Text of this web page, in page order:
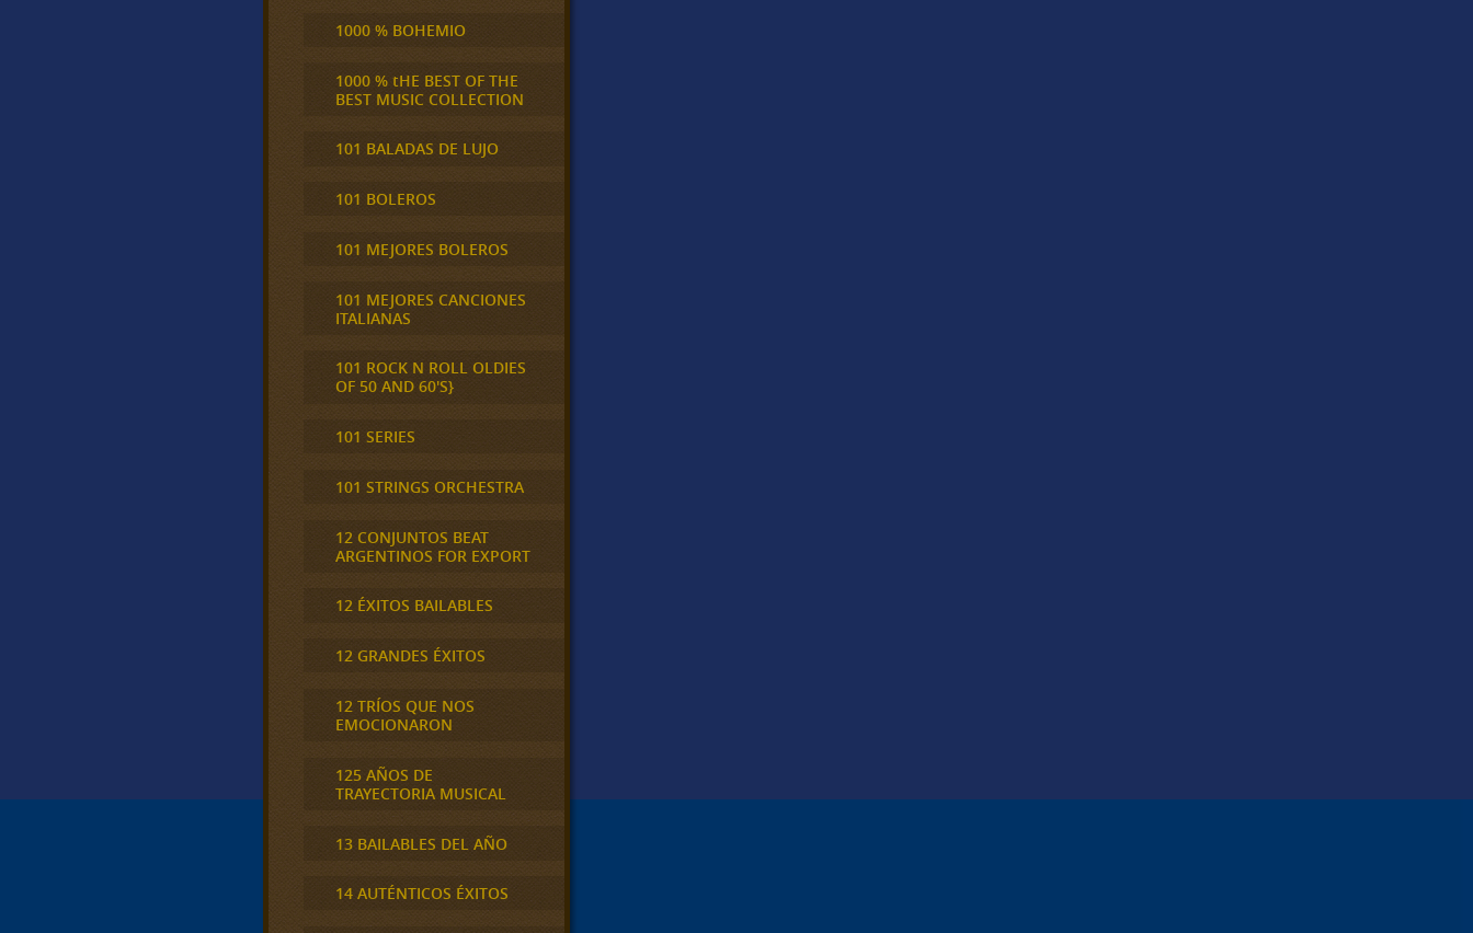
1000 % BOHEMIO
1000 % tHE BEST OF THE
BEST MUSIC COLLECTION
101 BALADAS DE LUJO
101 BOLEROS
101 MEJORES BOLEROS
101 MEJORES CANCIONES
ITALIANAS
101 ROCK N ROLL OLDIES
OF 50 AND 60'S}
101 SERIES
101 STRINGS ORCHESTRA
12 CONJUNTOS BEAT
ARGENTINOS FOR EXPORT
12 ÉXITOS BAILABLES
12 GRANDES ÉXITOS
12 TRÍOS QUE NOS
EMOCIONARON
125 AÑOS DE
TRAYECTORIA MUSICAL
13 BAILABLES DEL AÑO
14 AUTÉNTICOS ÉXITOS